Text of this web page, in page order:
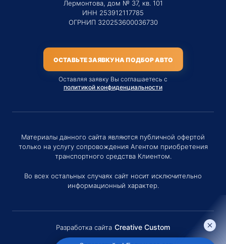
Лермонтова, дом № 37, кв. 101
ИНН 253912117785
ОГРНИП 320253600036730
ОСТАВЬТЕ ЗАЯВКУ НА ПОДБОР АВТО
Оставляя заявку Вы соглашаетесь с
политикой конфиденциальности
Материалы данного сайта являются публичной офертой
только на услугу сопровождения Агентом приобретения
транспортного средства Клиентом.
Во всех остальных случаях сайт носит исключительно
информационный характер.
Разработка сайта Creative Custom